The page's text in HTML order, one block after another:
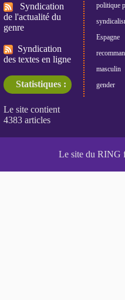
Syndication
de l'actualité du
genre
Syndication
des textes en ligne
Statistiques :
politique
Espagne
masculin
gender
Le site du RING